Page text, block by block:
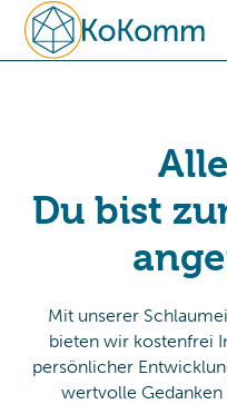
Du bist
Mit unserer
bieten wir kostenfrei
persönlicher
wertvolle